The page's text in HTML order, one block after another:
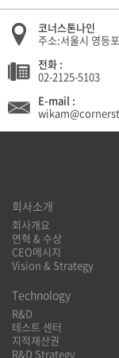
코너스톤나인
주소:서울시 영등
전화 :
02-2125-5103
E-mail :
회사소개
회사개요
연혁 & 수상
CEO메시지
Vision & Strategy
Technology
R&D
테스트 센터
지적재산권
R&D Strategy